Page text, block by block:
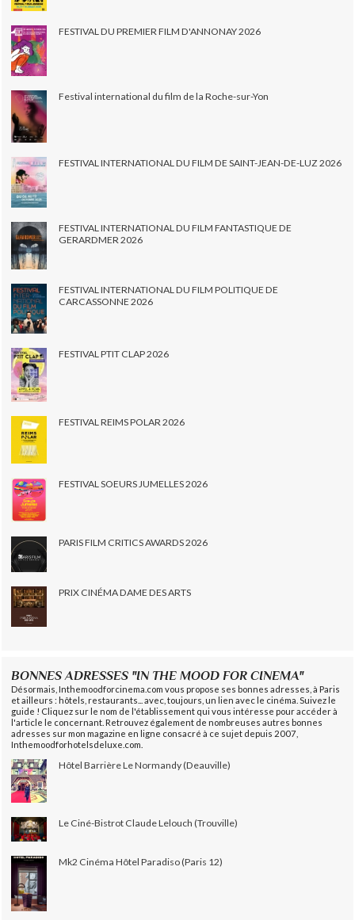
FESTIVAL DU PREMIER FILM D'ANNONAY 2026
Festival international du film de la Roche-sur-Yon
FESTIVAL INTERNATIONAL DU FILM DE SAINT-JEAN-DE-LUZ 2026
FESTIVAL INTERNATIONAL DU FILM FANTASTIQUE DE
GERARDMER 2026
FESTIVAL INTERNATIONAL DU FILM POLITIQUE DE
CARCASSONNE 2026
FESTIVAL PTIT CLAP 2026
FESTIVAL REIMS POLAR 2026
FESTIVAL SOEURS JUMELLES 2026
PARIS FILM CRITICS AWARDS 2026
PRIX CINÉMA DAME DES ARTS
BONNES ADRESSES "IN THE MOOD FOR CINEMA"
Désormais, Inthemoodforcinema.com vous propose ses bonnes adresses, à Paris
et ailleurs : hôtels, restaurants... avec, toujours, un lien avec le cinéma. Suivez le
guide ! Cliquez sur le nom de l'établissement qui vous intéresse pour accéder à
l'article le concernant. Retrouvez également de nombreuses autres bonnes
adresses sur mon magazine en ligne consacré à ce sujet depuis 2007,
Inthemoodforhotelsdeluxe.com.
Hôtel Barrière Le Normandy (Deauville)
Le Ciné-Bistrot Claude Lelouch (Trouville)
Mk2 Cinéma Hôtel Paradiso (Paris 12)